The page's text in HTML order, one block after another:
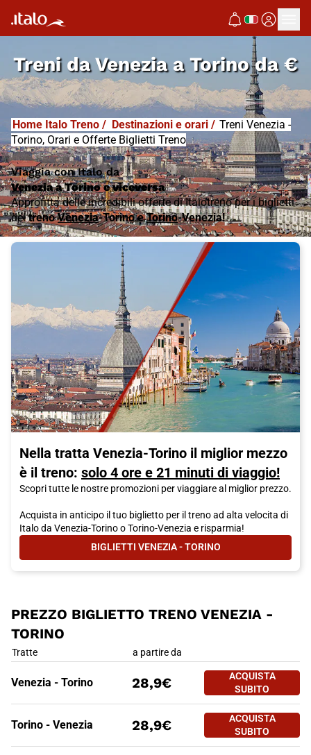
Treni daVenezia a Torinoda€
Home Italo Treno / Destinazioni e orari / Treni Venezia -
Torino, Orari e Offerte Biglietti Treno
Viaggia con Italo da
Venezia a Torino e viceversa
Approfitta delle incredibili offerte di Italotreno per i biglietti
deltrenoVenezia-Torino eTorino-Venezia!
Nella tratta Venezia-Torino il miglior mezzo
è il treno: solo 4 ore e 21 minuti di viaggio!
Scopri tutte le nostre promozioni per viaggiare al miglior prezzo.
Acquista in anticipo il tuo biglietto per il treno ad alta velocita di
Italo da Venezia-Torino o Torino-Venezia e risparmia!
BIGLIETTI VENEZIA - TORINO
- NELLA TRATTA VENEZIA-
PREZZO BIGLIETTO TRENO VENEZIA -
TORINO
PREZZO BIGLIETTO TRENO
Tratte a partire da
Venezia - Torino 28,9€
ACQUISTA
SUBITO
PREZZO BIGLIETTO TRENO
Torino - Venezia 28,9€
ACQUISTA
SUBITO